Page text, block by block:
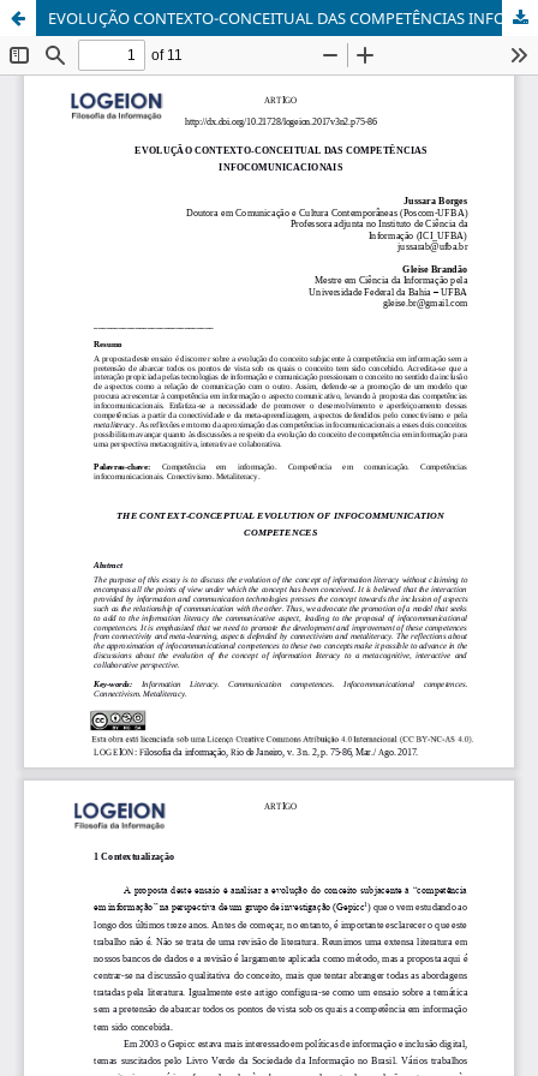
EVOLUÇÃO CONTEXTO-CONCEITUAL DAS COMPETÊNCIAS INFOCOMUNICACIONAIS